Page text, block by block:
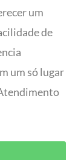
um
de
um só lugar